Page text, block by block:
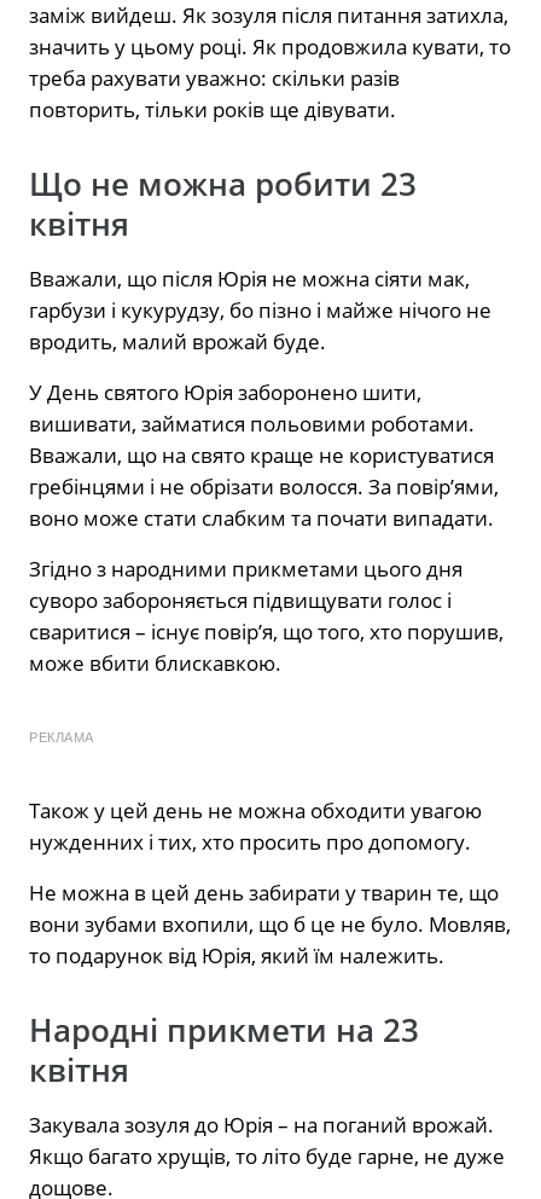
заміж вийдеш. Як зозуля після питання затихла,
значить у цьому році. Як продовжила кувати, то
треба рахувати уважно: скільки разів
повторить, тільки років ще дівувати.
Що не можна робити 23
квітня
Вважали, що після Юрія не можна сіяти мак,
гарбузи і кукурудзу, бо пізно і майже нічого не
вродить, малий врожай буде.
У День святого Юрія заборонено шити,
вишивати, займатися польовими роботами.
Вважали, що на свято краще не користуватися
гребінцями і не обрізати волосся. За повір’ями,
воно може стати слабким та почати випадати.
Згідно з народними прикметами цього дня
суворо забороняється підвищувати голос і
сваритися – існує повір’я, що того, хто порушив,
може вбити блискавкою.
РЕКЛАМА
Також у цей день не можна обходити увагою
нужденних і тих, хто просить про допомогу.
Не можна в цей день забирати у тварин те, що
вони зубами вхопили, що б це не було. Мовляв,
то подарунок від Юрія, який їм належить.
Народні прикмети на 23
квітня
Закувала зозуля до Юрія – на поганий врожай.
Якщо багато хрущів, то літо буде гарне, не дуже
дощове.